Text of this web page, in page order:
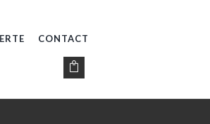
CONTACT